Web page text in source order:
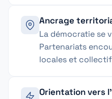
Ancrage
La démocratie se
Partenariats
locales et
Orientation vers